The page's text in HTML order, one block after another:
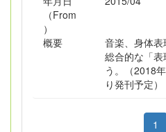
（From
）
概要
音楽、身体表
総合的な「
う。（2018
り発刊予定）
1